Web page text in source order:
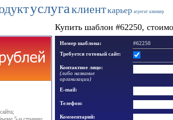
услугаклиенткарьер агрегат клинкер
Купить шаблон #62250,
Номер шаблона: #62250
Требуется готовый сайт:
Контактное лицо:
(либо название
организации)
E-mail:
Телефон:
Комментарий: